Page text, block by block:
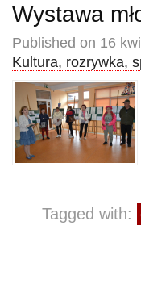
Wystawa
Published on 16
Kultura, rozrywka,
Tagged with: